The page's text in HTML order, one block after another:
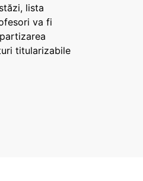
lista
va fi
titularizabile